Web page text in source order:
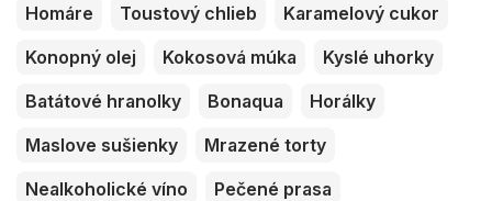
Homáre
Toustový chlieb
Karamelový cukor
Konopný olej
Kokosová múka
Kyslé uhorky
Batátové hranolky
Bonaqua
Horálky
Maslove sušienky
Mrazené torty
Nealkoholické víno
Pečené prasa